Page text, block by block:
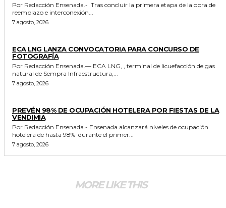
Por Redacción Ensenada.- Tras concluir la primera etapa de la obra de
reemplazo e interconexión...
7 agosto, 2026
ECA LNG LANZA CONVOCATORIA PARA CONCURSO DE
FOTOGRAFÍA
Por Redacción Ensenada.— ECA LNG, , terminal de licuefacción de gas
natural de Sempra Infraestructura,...
7 agosto, 2026
PREVÉN 98% DE OCUPACIÓN HOTELERA POR FIESTAS DE LA
VENDIMIA
Por Redacción Ensenada.- Ensenada alcanzará niveles de ocupación
hotelera de hasta 98% durante el primer...
7 agosto, 2026
MORE LIKE THIS